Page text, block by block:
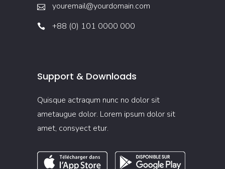
youremail@yourdomain.com
+88 (0) 101 0000 000
Support & Downloads
Quisque actraqum nunc no dolor sit
ametaugue dolor. Lorem ipsum dolor sit
amet, consyect etur.